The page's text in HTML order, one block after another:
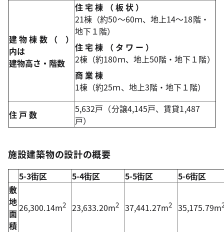
建物棟 数 （ ）
内は
建物高さ・階数
住 宅棟 （ 板状 ）
21棟（約50～60ｍ、地上14～18階・
地下１階）
住 宅棟 （ タ ワ ー ）
2棟（約180ｍ、地上50階・地下１階）
商 業棟
1棟（約25ｍ、地上3階・地下１階）
住 戸 数
5,632戸（分譲4,145戸、賃貸1,487
戸）
施設建築物の設計の概要
5-3街区 5-4街区 5-5街区
5-6街区
敷
地
面
積
26,300.14m2 23,633.20m2 37,441.27m2 35,175.79m